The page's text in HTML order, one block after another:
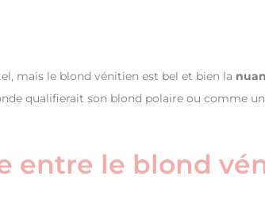
mais le blond vénitien est bel et bien la
qualifierait son blond polaire ou comme
entre le blond